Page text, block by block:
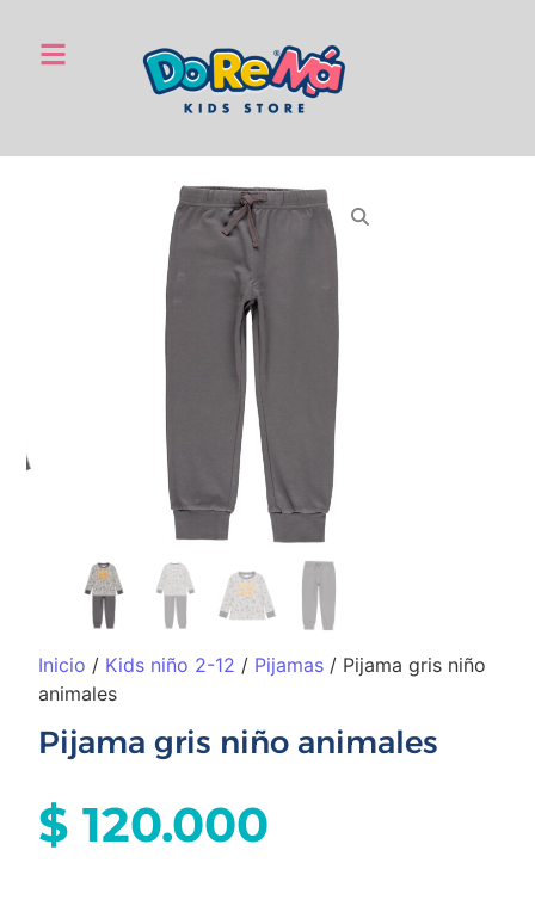
Inicio / Kids niño 2-12 / Pijamas / Pijama gris niño
animales
Pijama gris niño animales
$ 120.000